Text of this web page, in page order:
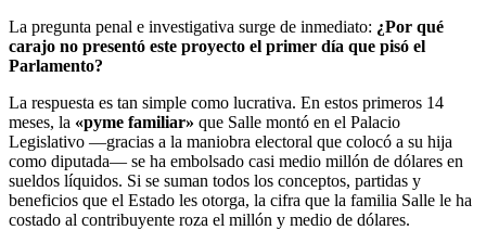
La pregunta penal e investigativa surge de inmediato: ¿Por qué
carajo no presentó este proyecto el primer día que pisó el
Parlamento?
La respuesta es tan simple como lucrativa. En estos primeros 14
meses, la «pyme familiar» que Salle montó en el Palacio
Legislativo —gracias a la maniobra electoral que colocó a su hija
como diputada— se ha embolsado casi medio millón de dólares en
sueldos líquidos. Si se suman todos los conceptos, partidas y
beneficios que el Estado les otorga, la cifra que la familia Salle le ha
costado al contribuyente roza el millón y medio de dólares.